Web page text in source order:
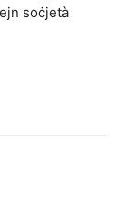
soċjetà